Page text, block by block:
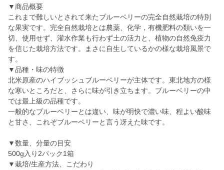
▼商品概要
これまで難しいとされて来たブルーベリーの完全自然栽培の特別
な果実です。完全自然栽培とは農薬、化学，有機肥料の類いを一
切、使用せず、灌水作業も行わず土の活力と、植物の自然免疫力
を信じた栽培方法です。まさに自生しているかの様な栽培風景で
す。
▼品種・味の特徴
北米原産のハイブッシュブルーベリーが主体です。東北地方の様
な寒いところだと、さらに味が引き立ちます。ブルーベリーの中
では最上級の品種です。
一般的なブルーベリーとは違い、味が明快で濃い味、程よい酸味
と甘さ、これぞブルーベリーと言う冴えた味です。
▼数量、分量の目安
500g入り2パック1箱
▼栽培/生産方法、こだわり